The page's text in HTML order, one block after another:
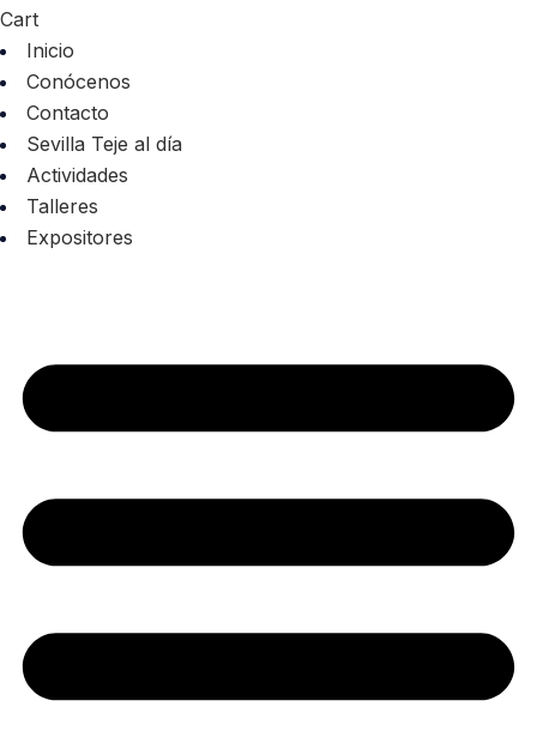
Cart
Inicio
Conócenos
Contacto
Sevilla Teje al día
Actividades
Talleres
Expositores